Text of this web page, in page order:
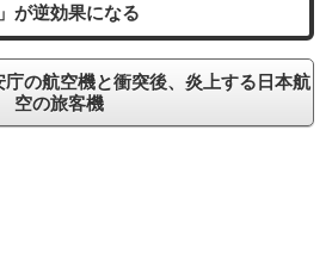
が逆効果になる
庁の航空機と衝突後、炎上する日本航
空の旅客機